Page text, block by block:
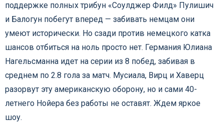
поддержке полных трибун «Соулджер Филд» Пулишич
и Балогун побегут вперед — забивать немцам они
умеют исторически. Но сзади против немецкого катка
шансов отбиться на ноль просто нет. Германия Юлиана
Нагельсманна идет на серии из 8 побед, забивая в
среднем по 2.8 гола за матч. Мусиала, Вирц и Хаверц
разорвут эту американскую оборону, но и сами 40-
летнего Нойера без работы не оставят. Ждем яркое
шоу.